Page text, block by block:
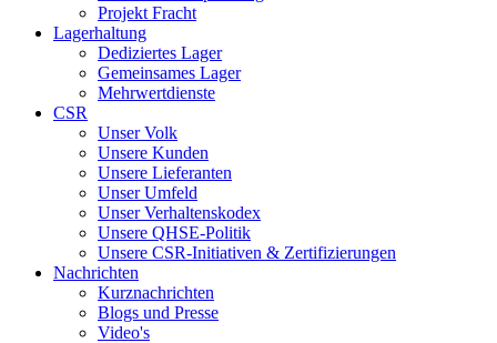
Projekt Fracht
Lagerhaltung
Dediziertes Lager
Gemeinsames Lager
Mehrwertdienste
CSR
Unser Volk
Unsere Kunden
Unsere Lieferanten
Unser Umfeld
Unser Verhaltenskodex
Unsere QHSE-Politik
Unsere CSR-Initiativen & Zertifizierungen
Nachrichten
Kurznachrichten
Blogs und Presse
Video's